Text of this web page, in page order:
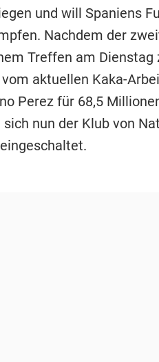
und will Spaniens
Nachdem der
Treffen am
aktuellen Kaka-
Perez für 68,5
sich nun der Klub von